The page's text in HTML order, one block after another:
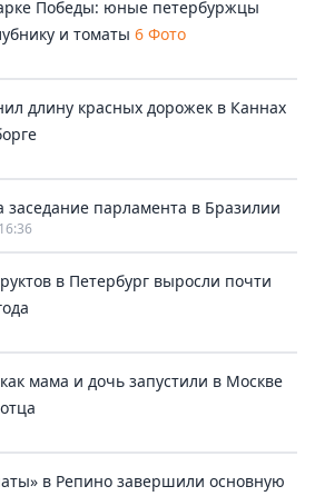
Победы: юные петербуржцы
и томаты 6 Фото
длину красных дорожек в Каннах
парламента в Бразилии
в Петербург выросли почти
мама и дочь запустили в Москве
в Репино завершили основную